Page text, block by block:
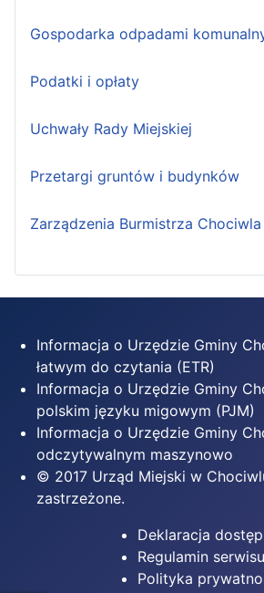
Gospodarka odpadami
Podatki i opłaty
Uchwały Rady Miejskiej
Przetargi gruntów i budynków
Zarządzenia Burmistrza Chociwla
Informacja o Urzędzie Gminy
łatwym do czytania (ETR)
Informacja o Urzędzie Gminy
polskim języku migowym (PJM)
Informacja o Urzędzie Gminy
odczytywalnym maszynowo
© 2017 Urząd Miejski w
zastrzeżone.
Deklaracja
Regulamin serwisu
Polityka